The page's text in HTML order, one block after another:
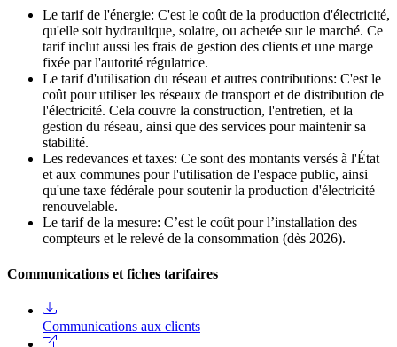
Le tarif de l'énergie: C'est le coût de la production d'électricité,
qu'elle soit hydraulique, solaire, ou achetée sur le marché. Ce
tarif inclut aussi les frais de gestion des clients et une marge
fixée par l'autorité régulatrice.
Le tarif d'utilisation du réseau et autres contributions: C'est le
coût pour utiliser les réseaux de transport et de distribution de
l'électricité. Cela couvre la construction, l'entretien, et la
gestion du réseau, ainsi que des services pour maintenir sa
stabilité.
Les redevances et taxes: Ce sont des montants versés à l'État
et aux communes pour l'utilisation de l'espace public, ainsi
qu'une taxe fédérale pour soutenir la production d'électricité
renouvelable.
Le tarif de la mesure: C’est le coût pour l’installation des
compteurs et le relevé de la consommation (dès 2026).
Communications et fiches tarifaires
Communications aux clients